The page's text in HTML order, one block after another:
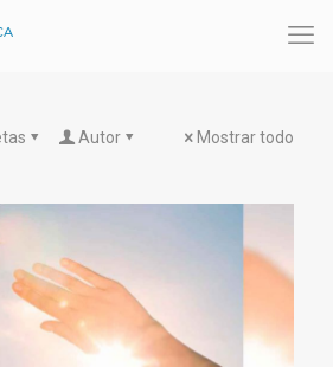
Autor Mostrar todo